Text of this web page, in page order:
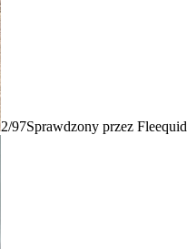
2/97Sprawdzony przez Fleequid